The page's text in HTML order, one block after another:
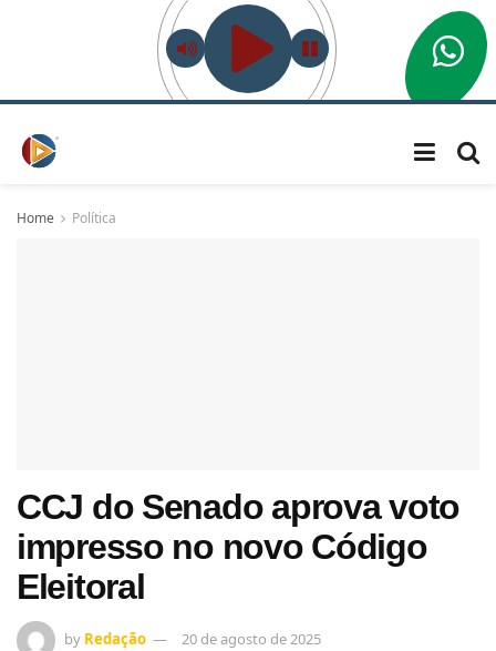
Home Política
CCJ do Senado aprova voto
impresso no novo Código
Eleitoral
by Redação 20 de agosto de 2025